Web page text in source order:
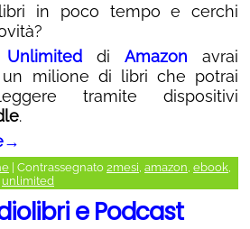
in poco tempo e cerchi
di Amazon avrai
milione di libri che potrai
tramite dispositivi
.
→
Contrassegnato 2mesi amazon ebook
unlimited
e Podcast